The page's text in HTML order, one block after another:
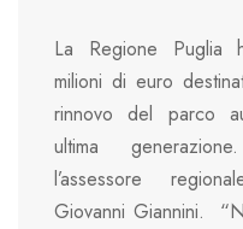
La Regione Puglia
milioni di euro
rinnovo del parco
ultima
l’assessore
Giovanni Giannini.